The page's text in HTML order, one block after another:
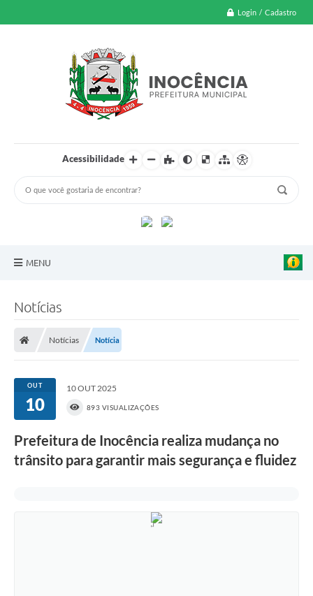
Login / Cadastro
Acessibilidade
MENU
Transparência Pública
Notícias
Legislação
Renuncia de Receita
Notícias
Notícias Notícia
OUT
10
10 OUT 2025
893 VISUALIZAÇÕES
Prefeitura de Inocência realiza mudança no
trânsito para garantir mais segurança e fluidez